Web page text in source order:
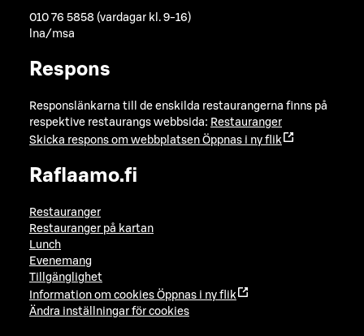
010 76 5858 (vardagar kl. 9-16)
lna/msa
Respons
Responslänkarna till de enskilda restaurangerna finns på
respektive restaurangs webbsida: Restauranger
Skicka respons om webbplatsen Öppnas i ny flik
Raflaamo.fi
Restauranger
Restauranger på kartan
Lunch
Evenemang
Tillgänglighet
Information om cookies Öppnas i ny flik
Ändra inställningar för cookies